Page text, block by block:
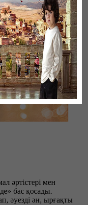
әртістері мен
бас қосады.
әуезді ән, ырғақты